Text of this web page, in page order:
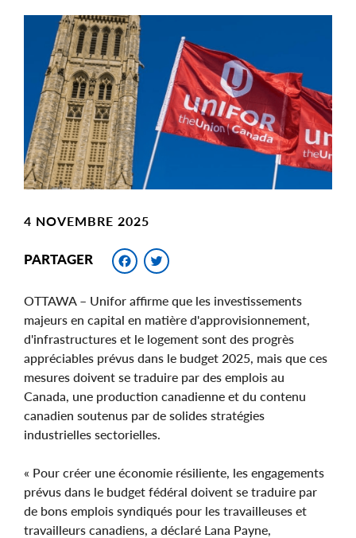
Main
Image
Image
4 NOVEMBRE 2025
PARTAGER Facebook
OTTAWA – Unifor affirme que les investissements
majeurs en capital en matière d'approvisionnement,
d'infrastructures et le logement sont des progrès
appréciables prévus dans le budget 2025, mais que ces
mesures doivent se traduire par des emplois au
Canada, une production canadienne et du contenu
canadien soutenus par de solides stratégies
industrielles sectorielles.
« Pour créer une économie résiliente, les engagements
prévus dans le budget fédéral doivent se traduire par
de bons emplois syndiqués pour les travailleuses et
travailleurs canadiens, a déclaré Lana Payne,